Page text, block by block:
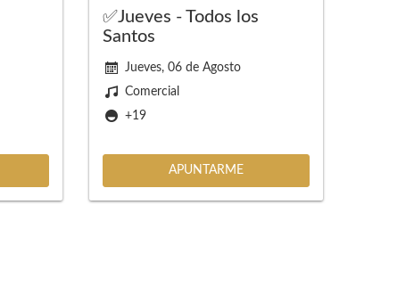
✅Jueves - Todos los
Santos
Jueves, 06 de Agosto
Comercial
+19
APUNTARME